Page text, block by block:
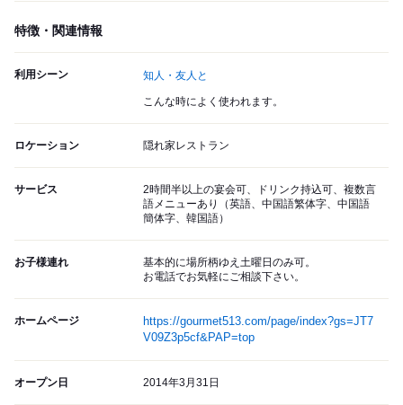
特徴・関連情報
利用シーン 知人・友人と
こんな時によく使われます。
ロケーション 隠れ家レストラン
サービス
2時間半以上の宴会可、ドリンク持込可、複数言
語メニューあり（英語、中国語繁体字、中国語
簡体字、韓国語）
お子様連れ
基本的に場所柄ゆえ土曜日のみ可。
お電話でお気軽にご相談下さい。
ホームページ
https://gourmet513.com/page/index?gs=JT7
V09Z3p5cf&PAP=top
オープン日 2014年3月31日